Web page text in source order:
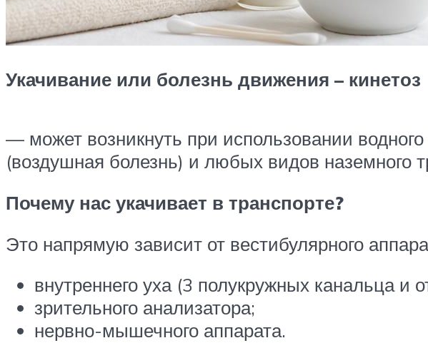
Укачивание или болезнь движения – кинетоз
— может возникнуть при использовании
(воздушная болезнь) и любых видов наземного
Почему нас укачивает в транспорте?
Это напрямую зависит от вестибулярного
внутреннего уха (3 полукружных канальца и
зрительного анализатора;
нервно-мышечного аппарата.